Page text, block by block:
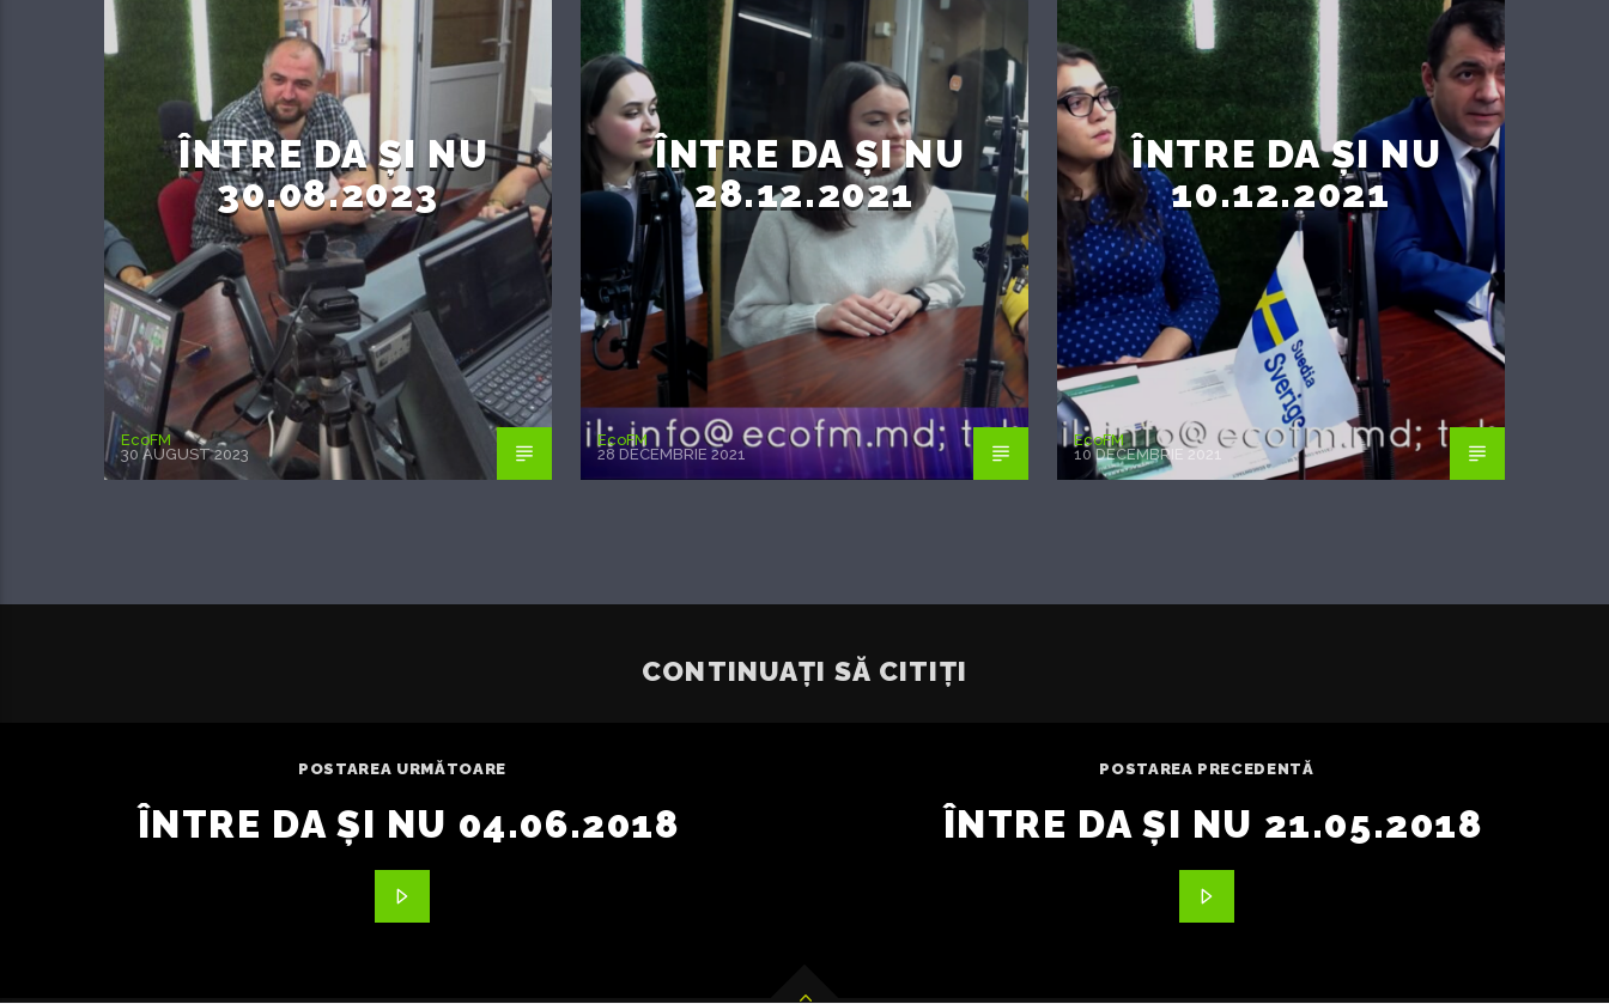
ÎNTRE DA ȘI NU
30.08.2023
EcoFM
30 AUGUST 2023
ÎNTRE DA ȘI NU
28.12.2021
EcoFM
28 DECEMBRIE 2021
ÎNTRE DA ȘI NU
10.12.2021
EcoFM
10 DECEMBRIE 2021
CONTINUAȚI SĂ CITIȚI
POSTAREA URMĂTOARE
ÎNTRE DA ȘI NU 04.06.2018
POSTAREA PRECEDENTĂ
ÎNTRE DA ȘI NU 21.05.2018